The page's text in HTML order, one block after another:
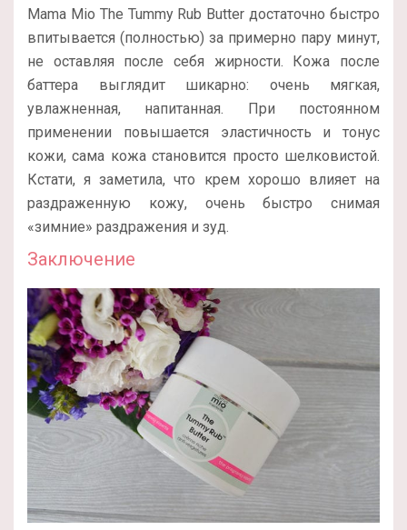
Mama Mio The Tummy Rub Butter достаточно быстро
впитывается (полностью) за примерно пару минут,
не оставляя после себя жирности. Кожа после
баттера выглядит шикарно: очень мягкая,
увлажненная, напитанная. При постоянном
применении повышается эластичность и тонус
кожи, сама кожа становится просто шелковистой.
Кстати, я заметила, что крем хорошо влияет на
раздраженную кожу, очень быстро снимая
«зимние» раздражения и зуд.
Заключение